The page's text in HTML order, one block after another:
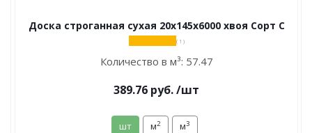
Доска строганная сухая 20х145х6000 хвоя Сорт С
( 1 )
Количество в м³: 57.47
389.76 руб./шт
шт м2 м3